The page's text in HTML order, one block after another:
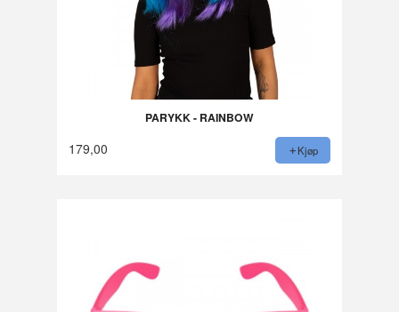
PARYKK - RAINBOW
179,00 Kjøp